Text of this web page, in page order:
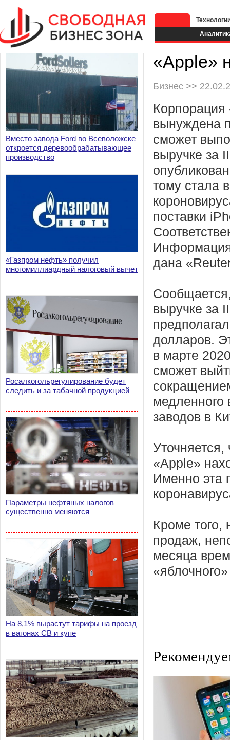
Вместо завода Ford во Всеволожске
откроется деревообрабатывающее
производство
«Газпром нефть» получил
многомиллиардный налоговый вычет
Росалкогольрегулирование будет
следить и за табачной продукцией
Параметры нефтяных налогов
существенно меняются
На 8,1% вырастут тарифы на проезд
в вагонах СВ и купе
«Apple»
Бизнес >>
вынуждена
сможет
выручке за
тому стала
поставки
дана
выручке за
долларов.
в марте
сможет
медленного
заводов в
«Apple»
Именно эта
Кроме того,
продаж,
месяца